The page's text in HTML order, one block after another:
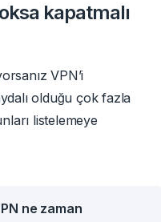
kapatmalı
VPN’i
olduğu çok fazla
listelemeye
ne zaman